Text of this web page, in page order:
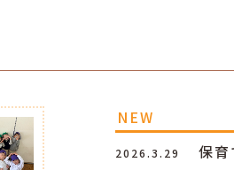
NEW
2026.3.29 保